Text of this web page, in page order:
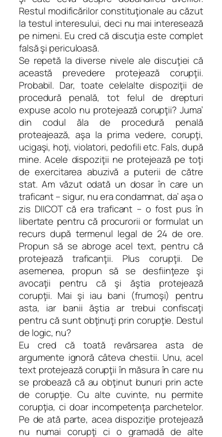
Restul modificărilor constituţionale au căzut
la testul interesului, deci nu mai interesează
pe nimeni. Eu cred că discuţia este complet
falsă şi periculoasă.
Se repetă la diverse nivele ale discuţiei că
această prevedere protejează corupţii.
Probabil. Dar, toate celelalte dispoziţii de
procedură penală, tot felul de drepturi
expuse acolo nu protejează corupţii? Juma’
din codul ăla de procedură penală
proteajează, aşa la prima vedere, corupţi,
ucigaşi, hoţi, violatori, pedofili etc. Fals, după
mine. Acele dispoziţii ne protejează pe toţi
de exercitarea abuzivă a puterii de către
stat. Am văzut odată un dosar în care un
traficant – sigur, nu era condamnat, da’ aşa o
zis DIICOT că era traficant – o fost pus în
libertate pentru că procurorii or formulat un
recurs după termenul legal de 24 de ore.
Propun să se abroge acel text, pentru că
protejează traficanţii. Plus corupţii. De
asemenea, propun să se desfiinţeze şi
avocaţii pentru că şi ăştia protejează
corupţii. Mai şi iau bani (frumoşi) pentru
asta, iar banii ăştia ar trebui confiscaţi
pentru că sunt obţinuţi prin corupţie. Destul
de logic, nu?
Eu cred că toată revărsarea asta de
argumente ignoră câteva chestii. Unu, acel
text protejează corupţii în măsura în care nu
se probează că au obţinut bunuri prin acte
de corupţie. Cu alte cuvinte, nu permite
corupţia, ci doar incompetenţa parchetelor.
Pe de ată parte, acea dispoziţie protejează
nu numai corupţi ci o gramadă de alte